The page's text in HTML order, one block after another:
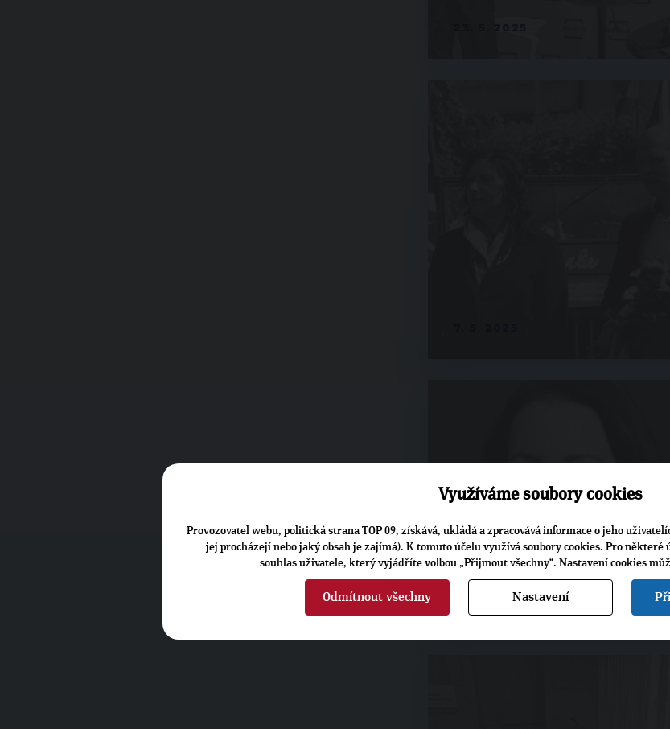
20. 3. 2025
Využíváme soubory cookies
Provozovatel webu, politická strana TOP 09, získává, ukládá a zpracovává informace o jeho
jej procházejí nebo jaký obsah je zajímá). K tomuto účelu využívá soubory cookies. Pro některé
souhlas uživatele, který vyjádříte volbou „Přijmout všechny“. Nastavení cookies
Odmítnout všechny Nastavení